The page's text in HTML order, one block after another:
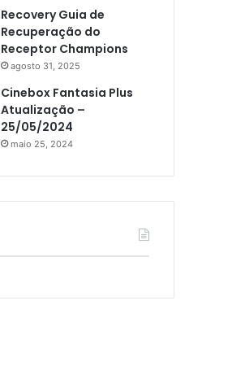
Recovery Guia de
Recuperação do
Receptor Champions
agosto 31, 2025
Cinebox Fantasia Plus
Atualização –
25/05/2024
maio 25, 2024